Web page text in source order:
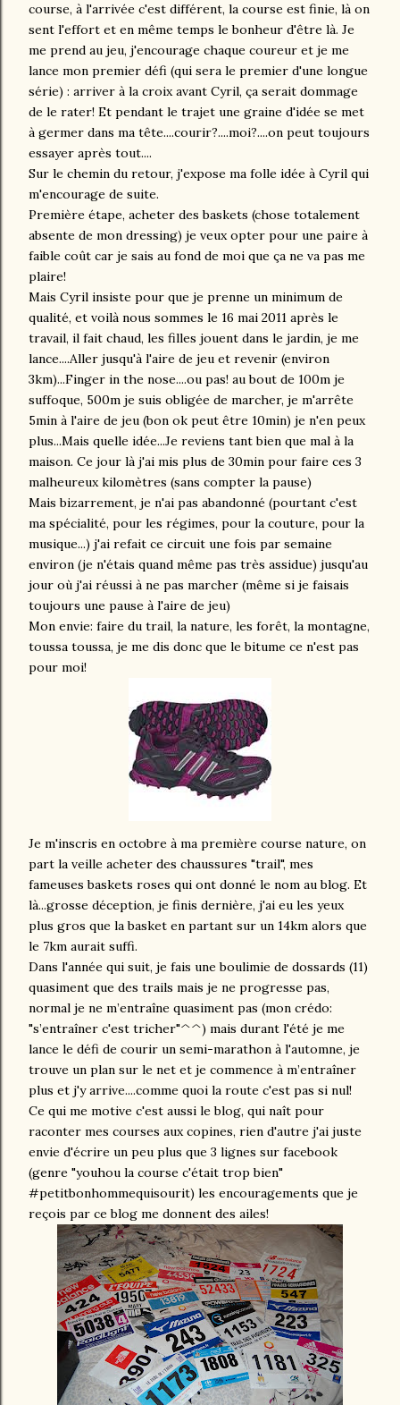
course, à l'arrivée c'est différent, la course est finie, là on
sent l'effort et en même temps le bonheur d'être là. Je
me prend au jeu, j'encourage chaque coureur et je me
lance mon premier défi (qui sera le premier d'une longue
série) : arriver à la croix avant Cyril, ça serait dommage
de le rater! Et pendant le trajet une graine d'idée se met
à germer dans ma tête....courir?....moi?....on peut toujours
essayer après tout....
Sur le chemin du retour, j'expose ma folle idée à Cyril qui
m'encourage de suite.
Première étape, acheter des baskets (chose totalement
absente de mon dressing) je veux opter pour une paire à
faible coût car je sais au fond de moi que ça ne va pas me
plaire!
Mais Cyril insiste pour que je prenne un minimum de
qualité, et voilà nous sommes le 16 mai 2011 après le
travail, il fait chaud, les filles jouent dans le jardin, je me
lance....Aller jusqu'à l'aire de jeu et revenir (environ
3km)...Finger in the nose....ou pas! au bout de 100m je
suffoque, 500m je suis obligée de marcher, je m'arrête
5min à l'aire de jeu (bon ok peut être 10min) je n'en peux
plus...Mais quelle idée...Je reviens tant bien que mal à la
maison. Ce jour là j'ai mis plus de 30min pour faire ces 3
malheureux kilomètres (sans compter la pause)
Mais bizarrement, je n'ai pas abandonné (pourtant c'est
ma spécialité, pour les régimes, pour la couture, pour la
musique...) j'ai refait ce circuit une fois par semaine
environ (je n'étais quand même pas très assidue) jusqu'au
jour où j'ai réussi à ne pas marcher (même si je faisais
toujours une pause à l'aire de jeu)
Mon envie: faire du trail, la nature, les forêt, la montagne,
toussa toussa, je me dis donc que le bitume ce n'est pas
pour moi!
Je m'inscris en octobre à ma première course nature, on
part la veille acheter des chaussures "trail", mes
fameuses baskets roses qui ont donné le nom au blog. Et
là...grosse déception, je finis dernière, j'ai eu les yeux
plus gros que la basket en partant sur un 14km alors que
le 7km aurait suffi.
Dans l'année qui suit, je fais une boulimie de dossards (11)
quasiment que des trails mais je ne progresse pas,
normal je ne m’entraîne quasiment pas (mon crédo:
"s’entraîner c'est tricher"^^) mais durant l'été je me
lance le défi de courir un semi-marathon à l'automne, je
trouve un plan sur le net et je commence à m’entraîner
plus et j'y arrive....comme quoi la route c'est pas si nul!
Ce qui me motive c'est aussi le blog, qui naît pour
raconter mes courses aux copines, rien d'autre j'ai juste
envie d'écrire un peu plus que 3 lignes sur facebook
(genre "youhou la course c'était trop bien"
#petitbonhommequisourit) les encouragements que je
reçois par ce blog me donnent des ailes!